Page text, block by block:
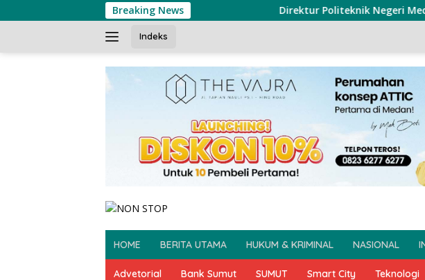
ke
Breaking News Direktur Politeknik Negeri Medan
Indeks
HOME BERITA UTAMA HUKUM & KRIMINAL NASIONAL
Advetorial Bank Sumut SUMUT Smart City Teknologi